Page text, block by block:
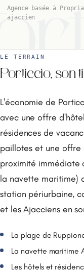
Agence basée à
ajaccien
LE TERRAIN
Porticcio, son
L'économie de
avec une offre
résidences de
paillotes et une offre
proximité immédiate
la navette maritime)
station périurbaine,
et les Ajacciens en
La plage de
La navette maritime
Les hôtels et